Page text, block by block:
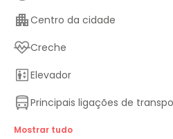
Centro da cidade
Creche
Elevador
Principais ligações de
Salas de reuniões
Mostrar tudo